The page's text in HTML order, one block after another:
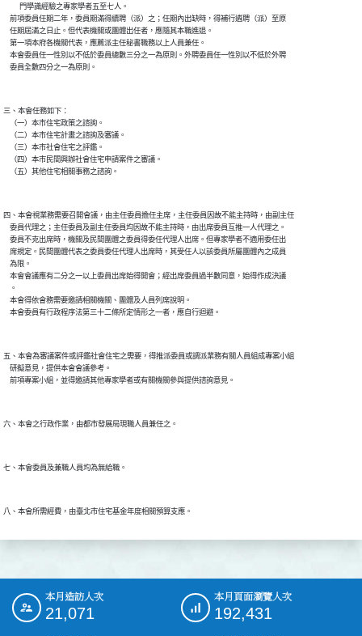
          門學識經驗之專家學者五至七人。
    前項委員任期二年，委員期滿得續聘（派）之；任期內出缺時，得補行遴聘（派）至原
    任期屆滿之日止。但代表機關或團體出任者，應隨其本職進退。
    第一項本府各機關代表，應薦派主任秘書職務以上人員兼任。
    本會委員任一性別以不低於委員總數三分之一為原則。外聘委員任一性別以不低於外聘
三、本會任務如下：
    （一）本市住宅政策之諮詢。
    （二）本市住宅計畫之諮詢及審議。
    （三）本市社會住宅之評鑑。
    （四）本市民間興辦社會住宅申請案件之審議。
四、本會視業務需要召開會議，由主任委員擔任主席，主任委員因故不能主持時，由副主任
    委員代理之；主任委員及副主任委員均因故不能主持時，由出席委員互推一人代理之。
    委員不克出席時，機關及民間團體之委員得委任代理人出席。但專家學者不適用委任出
    席規定。民間團體代表之委員委任代理人出席時，其受任人以該委員所屬團體內之成員
    為限。
    本會會議應有二分之一以上委員出席始得開會；經出席委員過半數同意，始得作成決議
    。
    本會得依會務需要邀請相關機關、團體及人員列席說明。
五、本會為審議案件或評鑑社會住宅之需要，得推派委員或調派業務有關人員組成專案小組
    研擬意見，提供本會會議參考。
::: 本月造訪人次
21,071
本月頁面瀏覽人次
192,431